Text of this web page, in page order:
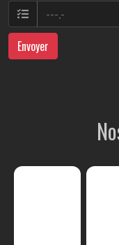
Envoyer